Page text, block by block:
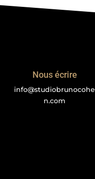
Nous écrire
info@studiobrunocohe
n.com